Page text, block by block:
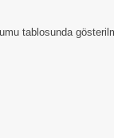
tablosunda